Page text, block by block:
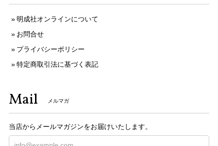
明成社オンラインについて
お問合せ
プライバシーポリシー
特定商取引法に基づく表記
Mail メルマガ
当店からメールマガジンをお届けいたします。